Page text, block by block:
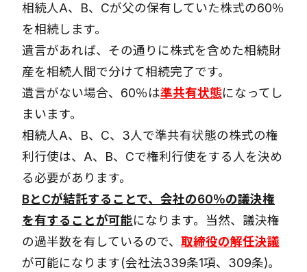
相続人A、B、Cが父の保有していた株式の60％
を相続します。
遺言があれば、その通りに株式を含めた相続財
産を相続人間で分けて相続完了です。
遺言がない場合、60％は準共有状態になってし
まいます。
相続人A、B、C、3人で準共有状態の株式の権
利行使は、A、B、Cで権利行使をする人を決め
る必要があります。
BとCが結託することで、会社の60％の議決権
を有することが可能になります。当然、議決権
の過半数を有しているので、 取締役の解任決議
が可能になります(会社法339条1項、309条)。